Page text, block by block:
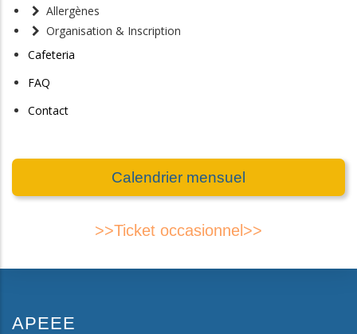
Allergènes
Organisation & Inscription
Cafeteria
FAQ
Contact
Calendrier mensuel
>>Ticket occasionnel>>
APEEE